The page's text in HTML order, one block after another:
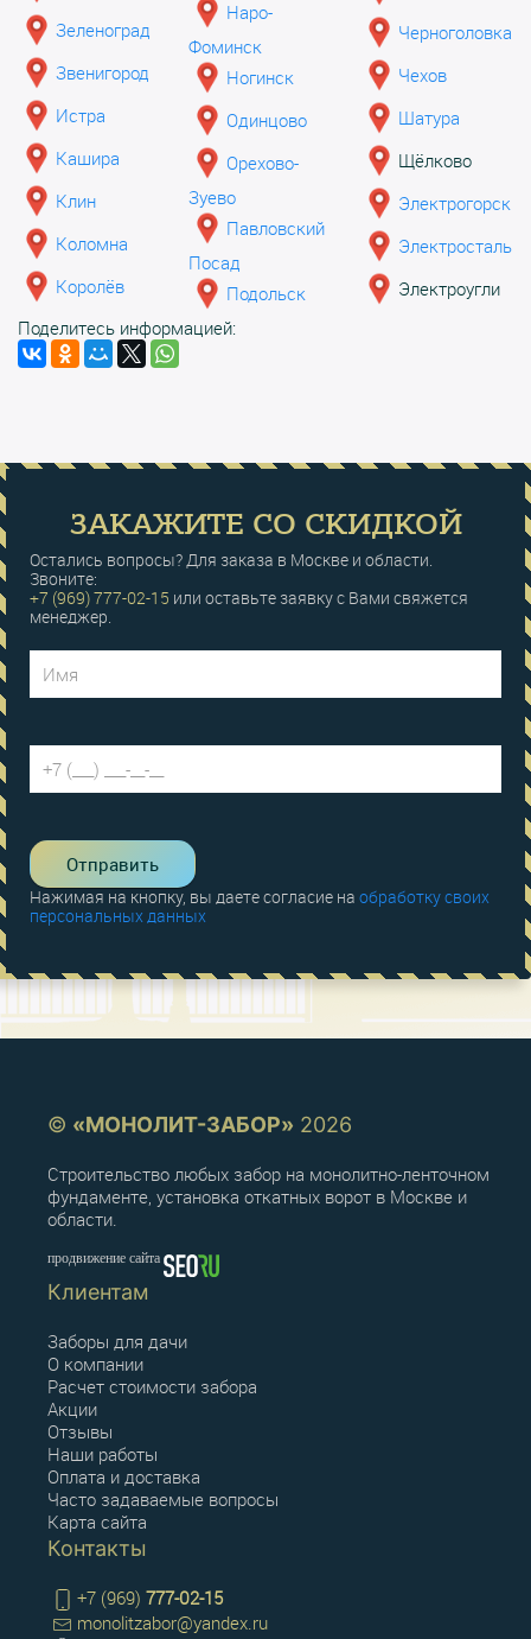
Зеленоград
Звенигород
Истра
Кашира
Клин
Коломна
Королёв
Наро-
Фоминск
Ногинск
Одинцово
Орехово-
Зуево
Павловский
Посад
Подольск
Черноголовка
Чехов
Шатура
Щёлково
Электрогорск
Электросталь
Электроугли
Поделитесь информацией:
ЗАКАЖИТЕ СО СКИДКОЙ
Остались вопросы? Для заказа в Москве и области.
Звоните:
+7 (969) 777-02-15 или оставьте заявку с Вами свяжется
менеджер.
Нажимая на кнопку, вы даете согласие на обработку своих
персональных данных
© «МОНОЛИТ-ЗАБОР» 2026
Строительство любых забор на монолитно-ленточном
фундаменте, установка откатных ворот в Москве и
области.
продвижение сайта
Клиентам
Заборы для дачи
О компании
Расчет стоимости забора
Акции
Отзывы
Наши работы
Оплата и доставка
Часто задаваемые вопросы
Карта сайта
Контакты
+7 (969) 777-02-15
monolitzabor@yandex.ru